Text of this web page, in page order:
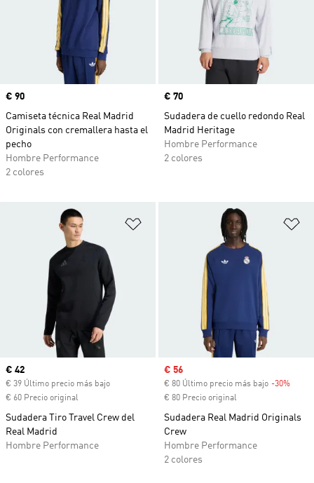
Precio
€ 90
Camiseta técnica Real Madrid
Originals con cremallera hasta el
pecho
Hombre Performance
2 colores
Precio
€ 70
Sudadera de cuello redondo Real
Madrid Heritage
Hombre Performance
2 colores
Añadir a la lista de deseos
Precio actual
€ 42
€ 39 Último precio más bajo
€ 60 Precio original
Sudadera Tiro Travel Crew del
Real Madrid
Hombre Performance
Precio de venta
€ 56
€ 80 Último precio más bajo -30%
€ 80 Precio original
Sudadera Real Madrid Originals
Crew
Hombre Performance
2 colores